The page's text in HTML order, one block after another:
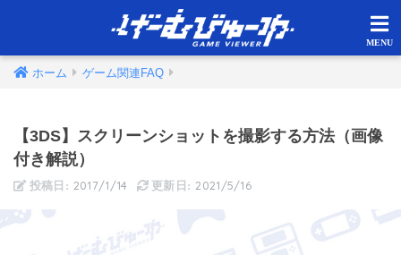
ホーム ゲーム関連FAQ
【3DS】スクリーンショットを撮影する方法（画像
付き解説）
2017/1/14 2021/5/16